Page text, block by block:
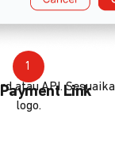
1
Link
atau API.
logo.